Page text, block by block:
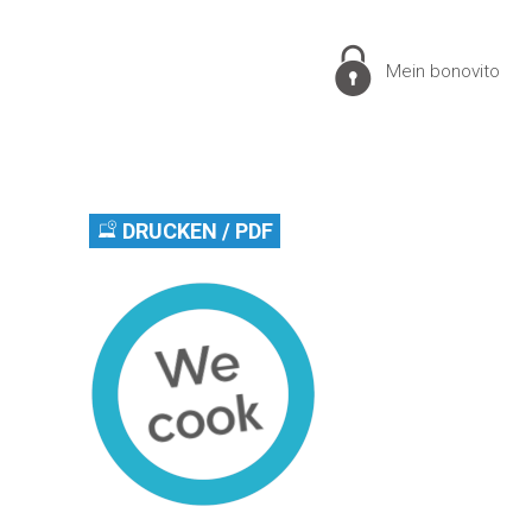
Mein bonovito
DRUCKEN / PDF